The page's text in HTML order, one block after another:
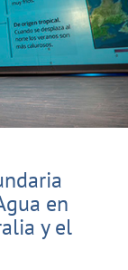
en
y el